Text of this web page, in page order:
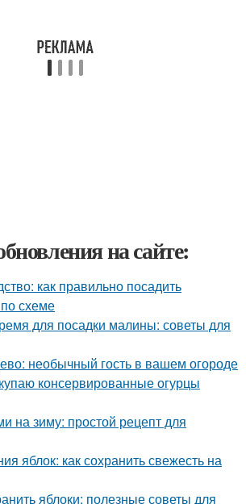
на сайте:
как правильно посадить
схеме
для посадки малины: советы для
необычный гость в вашем огороде
консервированные огурцы
на зиму: простой рецепт для
яблок: как сохранить свежесть на
яблоки: полезные советы для